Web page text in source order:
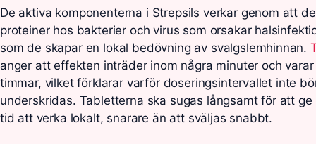
De aktiva komponenterna i Strepsils verkar genom att
proteiner hos bakterier och virus som orsakar
som de skapar en lokal bedövning av svalgslemhinnan.
anger att effekten inträder inom några minuter och
timmar, vilket förklarar varför doseringsintervallet inte
underskridas. Tabletterna ska sugas långsamt för att
tid att verka lokalt, snarare än att sväljas snabbt.